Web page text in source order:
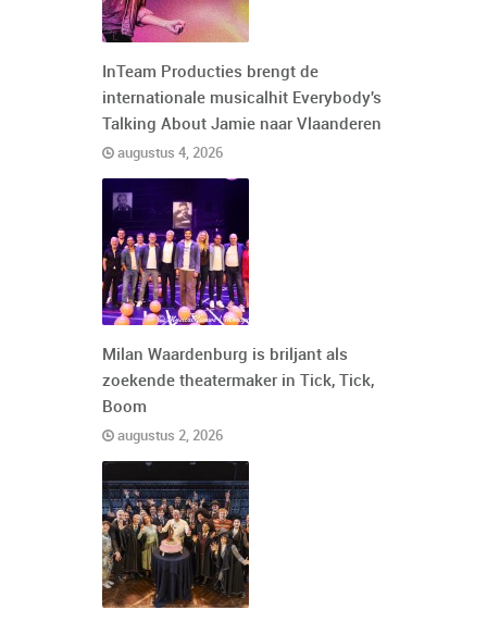
InTeam Producties brengt de
internationale musicalhit Everybody's
Talking About Jamie naar Vlaanderen
augustus 4, 2026
Milan Waardenburg is briljant als
zoekende theatermaker in Tick, Tick,
Boom
augustus 2, 2026